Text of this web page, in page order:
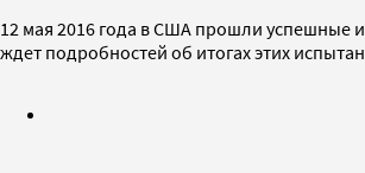
12 мая 2016 года в США прошли успешные
ждет подробностей об итогах этих